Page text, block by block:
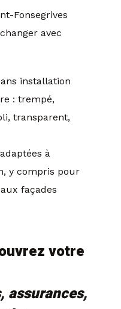
Fonsegrives
avec
installation
: trempé,
transparent,
à
y compris pour
façades
votre
assurances,